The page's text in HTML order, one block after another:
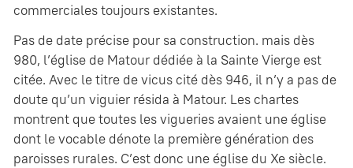
commerciales toujours existantes.
Pas de date précise pour sa construction. mais dès
980, l’église de Matour dédiée à la Sainte Vierge est
citée. Avec le titre de vicus cité dès 946, il n’y a pas de
doute qu’un viguier résida à Matour. Les chartes
montrent que toutes les vigueries avaient une église
dont le vocable dénote la première génération des
paroisses rurales. C’est donc une église du Xe siècle.